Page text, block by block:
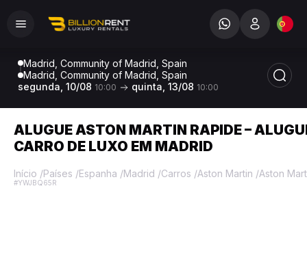
Madrid, Community of Madrid, Spain
Madrid, Community of Madrid, Spain
segunda, 10/08 10:00 quinta, 13/08 10:00
ALUGUE ASTON MARTIN RAPIDE –
CARRO DE LUXO EM MADRID
Início /Países /Espanha /Madrid /Carros /Aston Martin /Aston
#YWJBQ65R